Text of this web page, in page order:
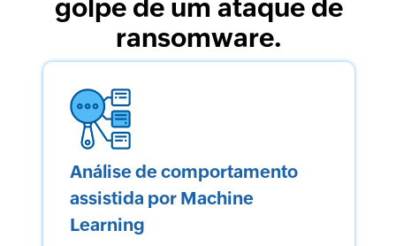
golpe de um ataque de
ransomware.
Análise de comportamento
assistida por Machine
Learning